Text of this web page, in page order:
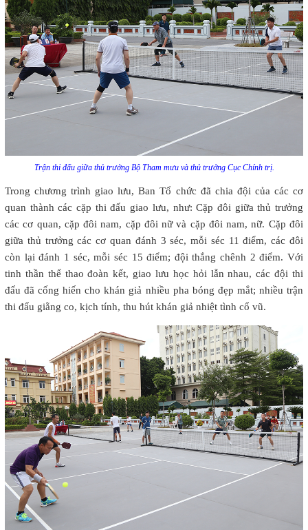
Trận thi đấu giữa thủ trưởng Bộ Tham mưu và thủ trưởng Cục Chính trị.
Trong chương trình giao lưu, Ban Tổ chức đã chia đội của các cơ
quan thành các cặp thi đấu giao lưu, như: Cặp đôi giữa thủ trưởng
các cơ quan, cặp đôi nam, cặp đôi nữ và cặp đôi nam, nữ. Cặp đôi
giữa thủ trưởng các cơ quan đánh 3 séc, mỗi séc 11 điểm, các đôi
còn lại đánh 1 séc, mỗi séc 15 điểm; đội thắng chênh 2 điểm. Với
tinh thần thể thao đoàn kết, giao lưu học hỏi lẫn nhau, các đội thi
đấu đã cống hiến cho khán giả nhiều pha bóng đẹp mắt; nhiều trận
thi đấu giằng co, kịch tính, thu hút khán giả nhiệt tình cổ vũ.